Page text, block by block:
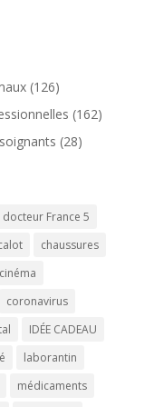
(126)
(162)
(28)
France 5
chaussures
cinéma
coronavirus
IDÉE CADEAU
laborantin
médicaments